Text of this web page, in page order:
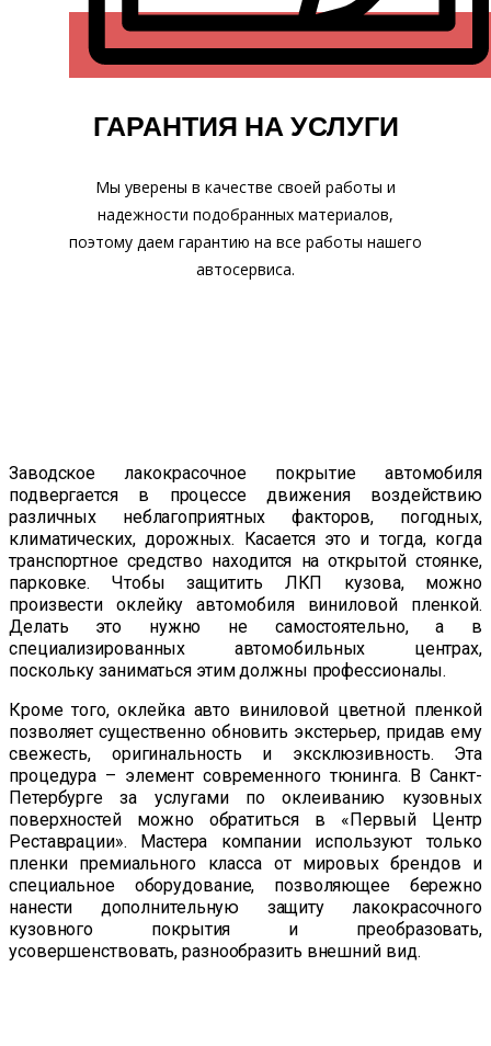
ГАРАНТИЯ НА УСЛУГИ
Мы уверены в качестве своей работы и
надежности подобранных материалов,
поэтому даем гарантию на все работы нашего
автосервиса.
Заводское лакокрасочное покрытие автомобиля
подвергается в процессе движения воздействию
различных неблагоприятных факторов, погодных,
климатических, дорожных. Касается это и тогда, когда
транспортное средство находится на открытой стоянке,
парковке. Чтобы защитить ЛКП кузова, можно
произвести оклейку автомобиля виниловой пленкой.
Делать это нужно не самостоятельно, а в
специализированных автомобильных центрах,
поскольку заниматься этим должны профессионалы.
Кроме того, оклейка авто виниловой цветной пленкой
позволяет существенно обновить экстерьер, придав ему
свежесть, оригинальность и эксклюзивность. Эта
процедура – элемент современного тюнинга. В Санкт-
Петербурге за услугами по оклеиванию кузовных
поверхностей можно обратиться в «Первый Центр
Реставрации». Мастера компании используют только
пленки премиального класса от мировых брендов и
специальное оборудование, позволяющее бережно
нанести дополнительную защиту лакокрасочного
кузовного покрытия и преобразовать,
усовершенствовать, разнообразить внешний вид.